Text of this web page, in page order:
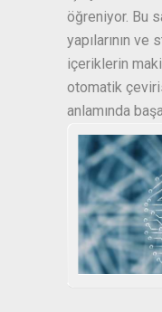
öğreniyor. Bu
yapılarının
içeriklerin
otomatik
anlamında